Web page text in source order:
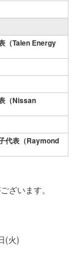
（Talen Energy
（Nissan
代表（Raymond
ざいます。
(火)